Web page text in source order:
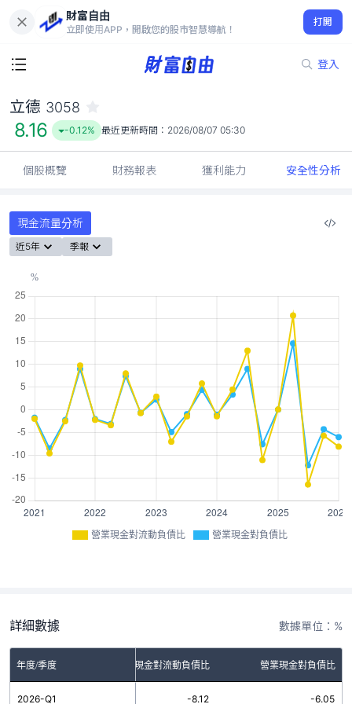
財富自由
立即使用APP，開啟您的股市智慧導航！
打開
登入
8.16
-0.12%
立德 3058
8.16 -0.12% 最近更新時間： 2026/08/07 05:30
個股概覽 財務報表 獲利能力 安全性分析
現金流量分析
近5年 季報
營業現金對流動負債比 營業現金對負債比
詳細數據 數據單位：%
年度/季度 營業現金對流動負債比 營業現金對負債比
2026-Q1 -8.12 -6.05